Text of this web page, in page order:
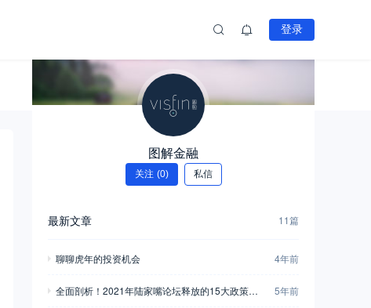
登录
图解金融
关注 (0) 私信
最新文章 11篇
聊聊虎年的投资机会 4年前
全面剖析！2021年陆家嘴论坛释放的15大政策信
5年前